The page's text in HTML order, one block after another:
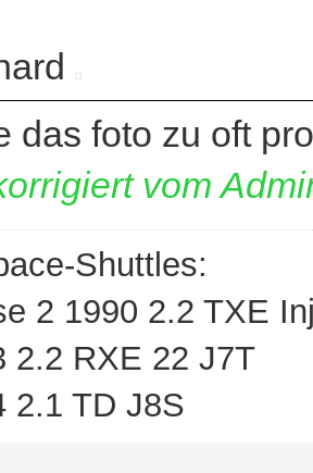
das foto zu oft
vom
Shuttles:
2 1990 2.2 TXE
2.2 RXE 22 J7T
2.1 TD J8S